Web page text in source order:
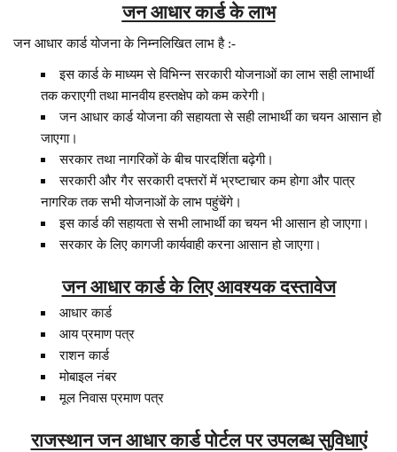
जन आधार कार्ड के लाभ
जन आधार कार्ड योजना के निम्नलिखित लाभ है :-
इस कार्ड के माध्यम से विभिन्न सरकारी योजनाओं का लाभ सही लाभार्थी
तक कराएगी तथा मानवीय हस्तक्षेप को कम करेगी।
जन आधार कार्ड योजना की सहायता से सही लाभार्थी का चयन आसान हो
जाएगा।
सरकार तथा नागरिकों के बीच पारदर्शिता बढ़ेगी।
सरकारी और गैर सरकारी दफ्तरों में भ्रष्टाचार कम होगा और पात्र
नागरिक तक सभी योजनाओं के लाभ पहुंचेंगे।
इस कार्ड की सहायता से सभी लाभार्थी का चयन भी आसान हो जाएगा।
सरकार के लिए कागजी कार्यवाही करना आसान हो जाएगा।
जन आधार कार्ड के लिए आवश्यक दस्तावेज
आधार कार्ड
आय प्रमाण पत्र
राशन कार्ड
मोबाइल नंबर
मूल निवास प्रमाण पत्र
राजस्थान जन आधार कार्ड पोर्टल पर उपलब्ध सुविधाएं